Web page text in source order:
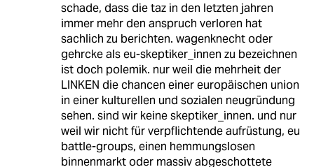
schade, dass die taz in den letzten jahren
immer mehr den anspruch verloren hat
sachlich zu berichten. wagenknecht oder
gehrcke als eu-skeptiker_innen zu bezeichnen
ist doch polemik. nur weil die mehrheit der
LINKEN die chancen einer europäischen union
in einer kulturellen und sozialen neugründung
sehen. sind wir keine skeptiker_innen. und nur
weil wir nicht für verpflichtende aufrüstung, eu
battle-groups, einen hemmungslosen
binnenmarkt oder massiv abgeschottete